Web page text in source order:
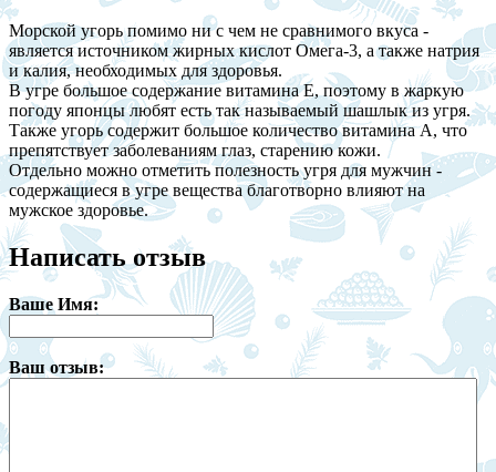
Морской угорь помимо ни с чем не сравнимого вкуса -
является источником жирных кислот Омега-3, а также натрия
и калия, необходимых для здоровья.
В угре большое содержание витамина Е, поэтому в жаркую
погоду японцы любят есть так называемый шашлык из угря.
Также угорь содержит большое количество витамина А, что
препятствует заболеваниям глаз, старению кожи.
Отдельно можно отметить полезность угря для мужчин -
содержащиеся в угре вещества благотворно влияют на
мужское здоровье.
Написать отзыв
Ваше Имя:
Ваш отзыв: